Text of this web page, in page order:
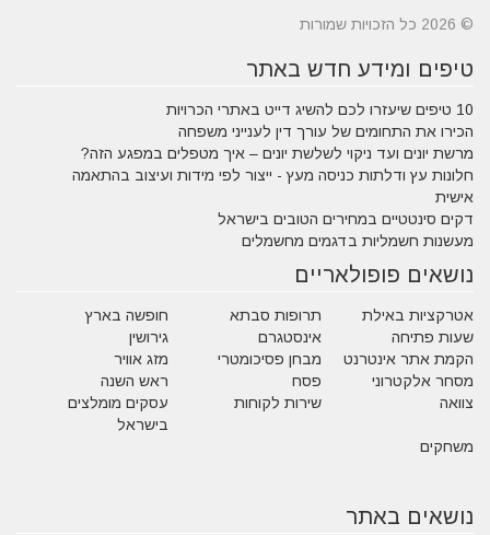
© 2026 כל הזכויות שמורות
טיפים ומידע חדש באתר
10 טיפים שיעזרו לכם להשיג דייט באתרי הכרויות
הכירו את התחומים של עורך דין לענייני משפחה
מרשת יונים ועד ניקוי לשלשת יונים – איך מטפלים במפגע הזה?
חלונות עץ ודלתות כניסה מעץ - ייצור לפי מידות ועיצוב בהתאמה
אישית
דקים סינטטיים במחירים הטובים בישראל
מעשנות חשמליות בדגמים מחשמלים
נושאים פופולאריים
אטרקציות באילת תרופות סבתא
חופשה בארץ
שעות פתיחה
אינסטגרם
גירושין
הקמת אתר אינטרנט
מבחן פסיכומטרי
מזג אוויר
מסחר אלקטרוני
פסח
ראש השנה
צוואה
שירות לקוחות
עסקים מומלצים
בישראל
משחקים
נושאים באתר